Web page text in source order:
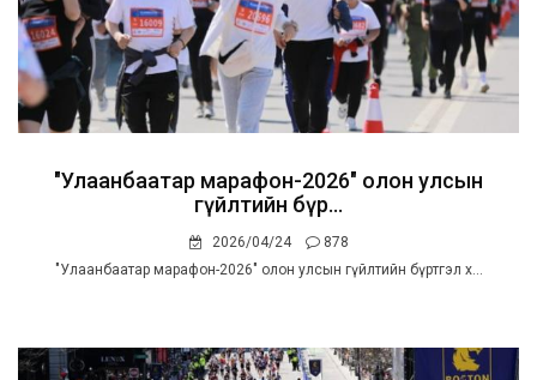
"Улаанбаатар марафон-2026" олон улсын
гүйлтийн бүр...
2026/04/24
878
"Улаанбаатар марафон-2026" олон улсын гүйлтийн бүртгэл х...